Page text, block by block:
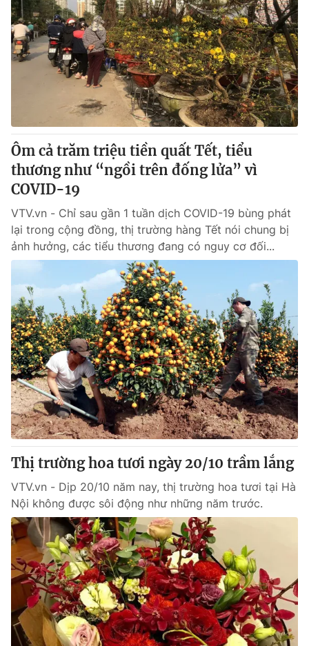
Ôm cả trăm triệu tiền quất Tết, tiểu
thương như “ngồi trên đống lửa” vì
COVID-19
VTV.vn - Chỉ sau gần 1 tuần dịch COVID-19 bùng phát
lại trong cộng đồng, thị trường hàng Tết nói chung bị
ảnh hưởng, các tiểu thương đang có nguy cơ đối...
Thị trường hoa tươi ngày 20/10 trầm lắng
VTV.vn - Dịp 20/10 năm nay, thị trường hoa tươi tại Hà
Nội không được sôi động như những năm trước.